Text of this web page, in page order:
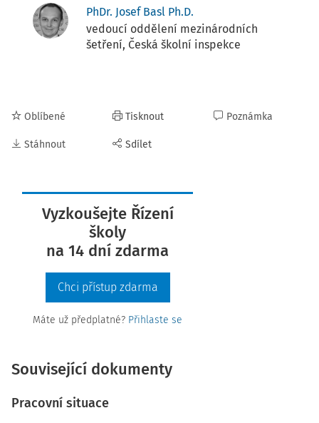
PhDr. Josef Basl Ph.D.
vedoucí oddělení mezinárodních
šetření, Česká školní inspekce
Oblíbené
Stáhnout
Tisknout
Sdílet
Poznámka
Vyzkoušejte Řízení
školy
na 14 dní zdarma
Chci přístup zdarma
Máte už předplatné? Přihlaste se
Související dokumenty
Pracovní situace